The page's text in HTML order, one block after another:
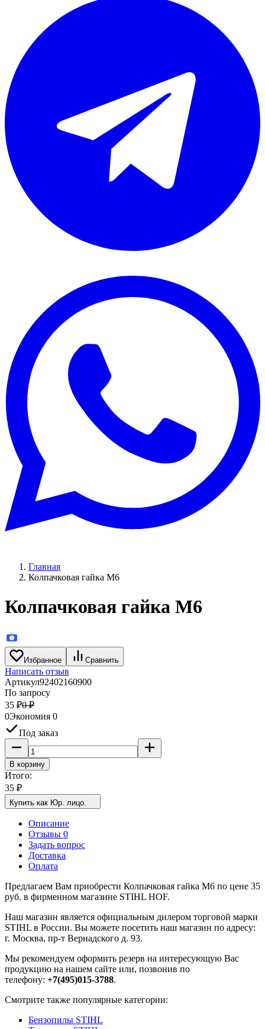
Главная
Колпачковая гайка M6
Колпачковая гайка M6
Избранное Сравнить
Написать отзыв
Артикул92402160900
По запросу
35 ₽0 ₽
0Экономия 0
Под заказ
В корзину
Итого:
35 ₽
Купить как Юр. лицо.
Описание
Отзывы 0
Задать вопрос
Доставка
Оплата
Предлагаем Вам приобрести Колпачковая гайка M6 по цене 35
руб. в фирменном магазине STIHL HOF.
Наш магазин является официальным дилером торговой марки
STIHL в России. Вы можете посетить наш магазин по адресу:
г. Москва, пр-т Вернадского д. 93.
Мы рекомендуем оформить резерв на интересующую Вас
продукцию на нашем сайте или, позвонив по
телефону: +7(495)015-3788.
Смотрите также популярные категории:
Бензопилы STIHL